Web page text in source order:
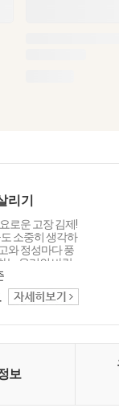
리기
로운 고장 김제!
소중히 생각하
와 정성마다 풍
는 우리의 바람
촌살리기공동
환경이 행복한
생산·공급합
보